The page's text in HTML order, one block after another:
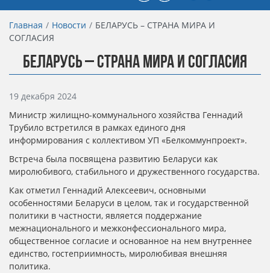
Главная Новости
БЕЛАРУСЬ – СТРАНА МИРА И
СОГЛАСИЯ
БЕЛАРУСЬ – СТРАНА МИРА И СОГЛАСИЯ
Информация о материале
19 декабря 2024
Министр жилищно-коммунального хозяйства Геннадий
Трубило встретился в рамках единого дня
информирования с коллективом УП «Белкоммунпроект».
Встреча была посвящена развитию Беларуси как
миролюбивого, стабильного и дружественного государства.
Как отметил Геннадий Алексеевич, основными
особенностями Беларуси в целом, так и государственной
политики в частности, является поддержание
межнационального и межконфессионального мира,
общественное согласие и основанное на нем внутреннее
единство, гостеприимность, миролюбивая внешняя
политика.